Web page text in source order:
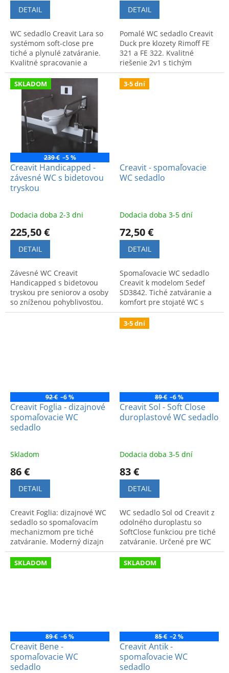
DETAIL
WC sedadlo Creavit Lara so
systémom soft-close pre
tiché a plynulé zatváranie.
Kvalitné spracovanie a
moderný dizajn zvyšujú
komfort a bezpečnosť v
kúpeľni.
DETAIL
Pomalé WC sedadlo Creavit
Duck pre klozety Rimoff FE
321 a FE 322. Kvalitné
riešenie 2v1 s tichým
zatváraním a štýlovým
dizajnom pre maximálny
komfort.
SKLADOM
239 € –5 %
Creavit Handicapped -
závesné WC s bidetovou
tryskou
Dodacia doba 2-3 dni
225,50 €
DETAIL
Závesné WC Creavit
Handicapped s bidetovou
tryskou pre seniorov a osoby
so zníženou pohyblivosťou.
Zabezpečuje vysoký komfort,
3-5 dní
Creavit - spomaľovacie
WC sedadlo
Dodacia doba 3-5 dní
72,50 €
DETAIL
Spomaľovacie WC sedadlo
Creavit k modelom Sedef
SD3842. Tiché zatváranie a
komfort pre stojaté WC s
bidetom 2v1. Kvalitný
doplnok pre modernú
kúpeľňu.
92 € –6 %
Creavit Foglia - dizajnové
spomaľovacie WC
sedadlo
Skladom
86 €
DETAIL
Creavit Foglia: dizajnové WC
sedadlo so spomaľovacím
mechanizmom pre tiché
zatváranie. Moderný dizajn
a komfort. Kód: FG3640.
3-5 dní
89 € –6 %
Creavit Sol - Soft Close
duroplastové WC sedadlo
Dodacia doba 3-5 dní
83 €
DETAIL
WC sedadlo Sol od Creavit z
odolného duroplastu so
SoftClose funkciou pre tiché
zatváranie. Určené pre WC
SO3641. Moderný dizajn a
vysoká odolnosť.
SKLADOM
89 € –6 %
Creavit Bene -
spomaľovacie WC
sedadlo
SKLADOM
85 € –2 %
Creavit Antik -
spomaľovacie WC
sedadlo